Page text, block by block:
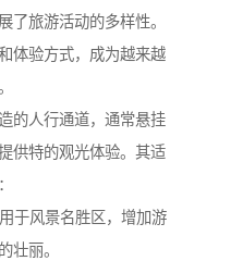
了旅游活动的多样性。
体验方式，成为越来越
的人行通道，通常悬挂
供特的观光体验。其适
于风景名胜区，增加游
壮丽。